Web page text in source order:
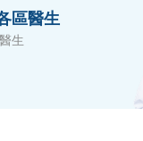
區醫生
生